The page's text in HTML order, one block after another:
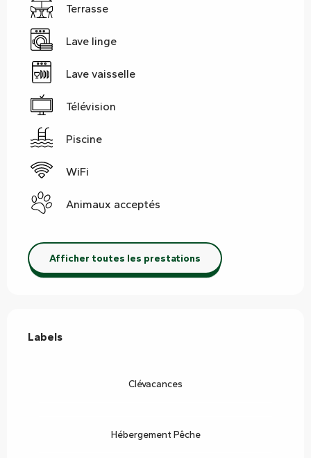
Terrasse
Lave linge
Lave vaisselle
Télévision
Piscine
WiFi
Animaux acceptés
Afficher toutes les prestations
Labels
Labels
Clévacances
Hébergement Pêche